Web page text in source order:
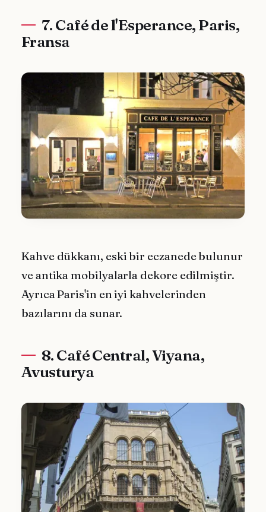
7. Café de l'Esperance, Paris,
Fransa
Kahve dükkanı, eski bir eczanede bulunur
ve antika mobilyalarla dekore edilmiştir.
Ayrıca Paris'in en iyi kahvelerinden
bazılarını da sunar.
8. Café Central, Viyana,
Avusturya